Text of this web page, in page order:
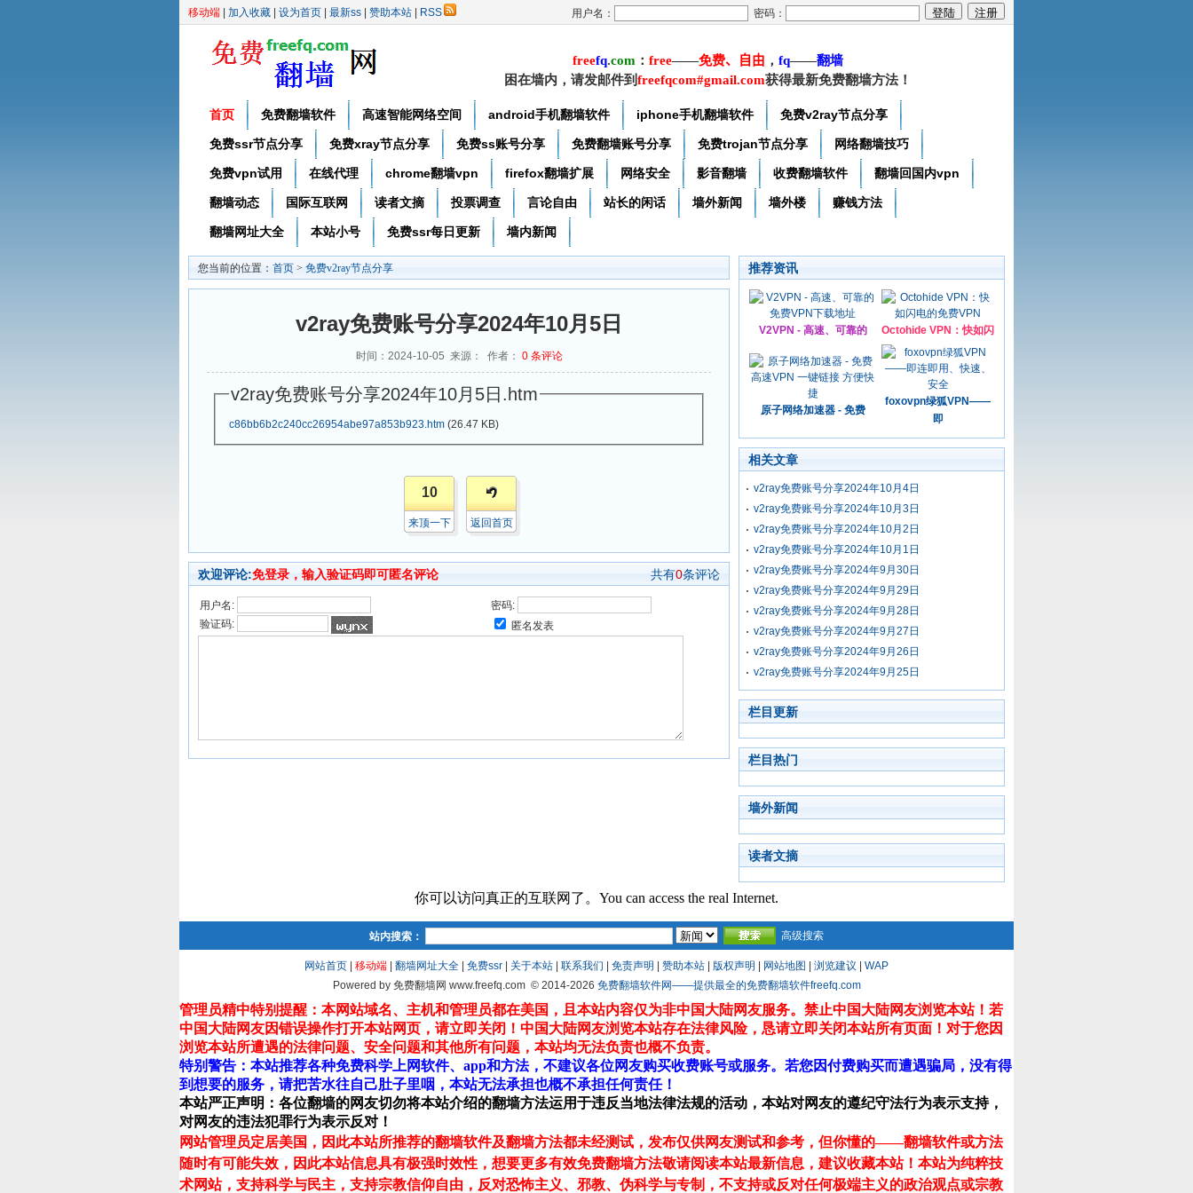
移动端 加入收藏 设为首页 最新ss 赞助本站 RSS 用户名： 密码：
freefq.com ： free——免费、自由 ， fq——翻墙
困在墙内，请发邮件到freefqcom#gmail.com获得最新免费翻墙方法！
首页 免费翻墙软件 高速智能网络空间 android手机翻墙软件 iphone手机翻墙软件 免费v2ray节点分享
免费ssr节点分享 免费xray节点分享 免费ss账号分享 免费翻墙账号分享 免费trojan节点分享 网络翻墙技巧
免费vpn试用 在线代理 chrome翻墙vpn firefox翻墙扩展 网络安全 影音翻墙 收费翻墙软件 翻墙回国内vpn
翻墙动态 国际互联网 读者文摘 投票调查 言论自由 站长的闲话 墙外新闻 墙外楼 赚钱方法
翻墙网址大全 本站小号 免费ssr每日更新 墙内新闻
您当前的位置： 首页 > 免费v2ray节点分享
v2ray免费账号分享2024年10月5日
时间：2024-10-05 来源： 作者： 0 条评论
v2ray免费账号分享2024年10月5日.htm
c86bb6b2c240cc26954abe97a853b923.htm (26.47 KB)
10
来顶一下 返回首页
欢迎评论:免登录，输入验证码即可匿名评论 共有0条评论
用户名:
密码:
验证码:
匿名发表
推荐资讯
V2VPN - 高速、可靠的 Octohide VPN：快如闪
原子网络加速器 - 免费
foxovpn绿狐VPN——
即
相关文章
v2ray免费账号分享2024年10月4日
v2ray免费账号分享2024年10月3日
v2ray免费账号分享2024年10月2日
v2ray免费账号分享2024年10月1日
v2ray免费账号分享2024年9月30日
v2ray免费账号分享2024年9月29日
v2ray免费账号分享2024年9月28日
v2ray免费账号分享2024年9月27日
v2ray免费账号分享2024年9月26日
v2ray免费账号分享2024年9月25日
栏目更新
栏目热门
墙外新闻
读者文摘
你可以访问真正的互联网了。You can access the real Internet.
站内搜索： 高级搜索
网站首页 移动端 翻墙网址大全 免费ssr 关于本站 联系我们 免责声明 赞助本站 版权声明 网站地图 浏览建议
WAP
Powered by 免费翻墙网 www.freefq.com© 2014-2026 免费翻墙软件网——提供最全的免费翻墙软件freefq.com
管理员精中特别提醒：本网站域名、主机和管理员都在美国，且本站内容仅为非中国大陆网友服务。禁止中国大陆网友浏览本站！若
中国大陆网友因错误操作打开本站网页，请立即关闭！中国大陆网友浏览本站存在法律风险，恳请立即关闭本站所有页面！对于您因
浏览本站所遭遇的法律问题、安全问题和其他所有问题，本站均无法负责也概不负责。
特别警告：本站推荐各种免费科学上网软件、app和方法，不建议各位网友购买收费账号或服务。若您因付费购买而遭遇骗局，没有得
到想要的服务，请把苦水往自己肚子里咽，本站无法承担也概不承担任何责任！
本站严正声明：各位翻墙的网友切勿将本站介绍的翻墙方法运用于违反当地法律法规的活动，本站对网友的遵纪守法行为表示支持，
对网友的违法犯罪行为表示反对！
网站管理员定居美国，因此本站所推荐的翻墙软件及翻墙方法都未经测试，发布仅供网友测试和参考，但你懂的——翻墙软件或方法
随时有可能失效，因此本站信息具有极强时效性，想要更多有效免费翻墙方法敬请阅读本站最新信息，建议收藏本站！ 本站为纯粹技
术网站，支持科学与民主，支持宗教信仰自由，反对恐怖主义、邪教、伪科学与专制，不支持或反对任何极端主义的政治观点或宗教